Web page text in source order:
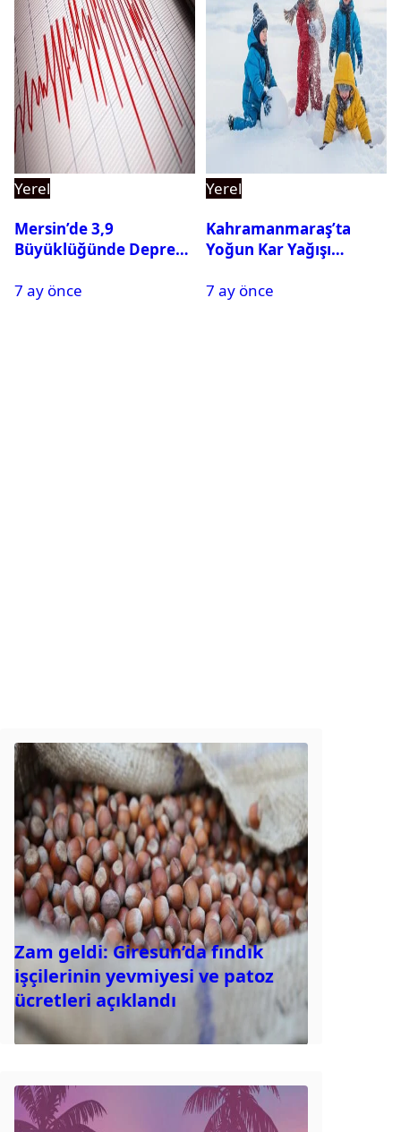
Yerel
Mersin’de 3,9
Büyüklüğünde Deprem
7 ay önce
Yerel
Kahramanmaraş’ta
Yoğun Kar Yağışı
Tatil
7 ay önce
Zam geldi: Giresun’da fındık
işçilerinin yevmiyesi ve patoz
ücretleri açıklandı